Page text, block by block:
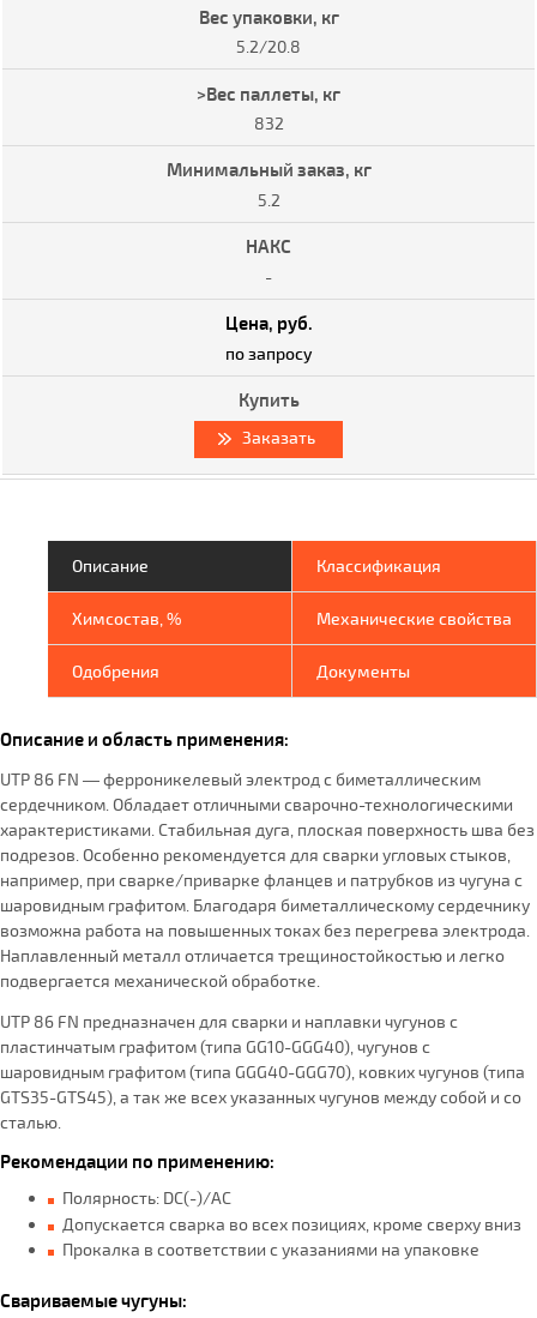
5.2/20.8
832
5.2
-
по запросу
Заказать
Описание Классификация
Химсостав, % Механические свойства
Одобрения Документы
Описание и область применения:
UTP 86 FN — ферроникелевый электрод с биметаллическим
сердечником. Обладает отличными сварочно-технологическими
характеристиками. Стабильная дуга, плоская поверхность шва без
подрезов. Особенно рекомендуется для сварки угловых стыков,
например, при сварке/приварке фланцев и патрубков из чугуна с
шаровидным графитом. Благодаря биметаллическому сердечнику
возможна работа на повышенных токах без перегрева электрода.
Наплавленный металл отличается трещиностойкостью и легко
подвергается механической обработке.
UTP 86 FN предназначен для сварки и наплавки чугунов с
пластинчатым графитом (типа GG10-GGG40), чугунов с
шаровидным графитом (типа GGG40-GGG70), ковких чугунов (типа
GTS35-GTS45), а так же всех указанных чугунов между собой и со
сталью.
Рекомендации по применению:
Полярность: DC(-)/АС
Допускается сварка во всех позициях, кроме сверху вниз
Прокалка в соответствии с указаниями на упаковке
Свариваемые чугуны: